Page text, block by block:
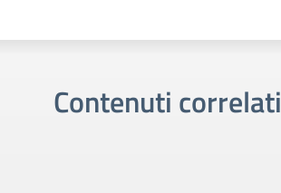
Contenuti correlati